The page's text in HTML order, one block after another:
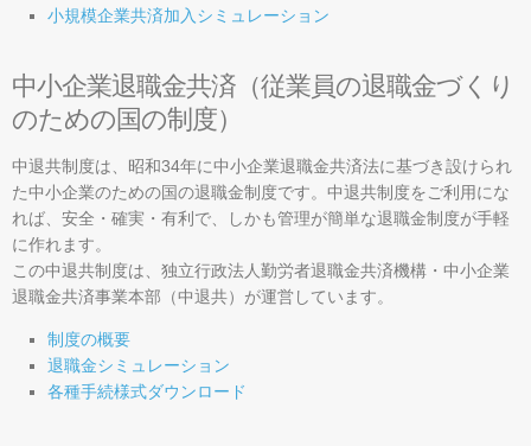
資金調達
社会保険・労働保険
税務・経理
取引・販路開拓
各種検定
各種共済
経営発達支援計画
地域・イベント情報
小規模企業共済加入シミュレーション
中小企業退職金共済（従業員の退職金づくり
のための国の制度）
中退共制度は、昭和34年に中小企業退職金共済法に基づき設けられ
た中小企業のための国の退職金制度です。中退共制度をご利用にな
れば、安全・確実・有利で、しかも管理が簡単な退職金制度が手軽
に作れます。
この中退共制度は、独立行政法人勤労者退職金共済機構・中小企業
退職金共済事業本部（中退共）が運営しています。
制度の概要
退職金シミュレーション
各種手続様式ダウンロード